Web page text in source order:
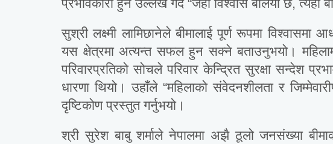
प्रभावकारी हुने उल्लेख गर्दै “जहाँ विश्वास बलियो छ, त्यहाँ
सुश्री लक्ष्मी लामिछानेले बीमालाई पूर्ण रूपमा विश्वासमा
यस क्षेत्रमा अत्यन्त सफल हुन सक्ने बताउनुभयो।
परिवारप्रतिको सोचले परिवार केन्द्रित सुरक्षा सन्देश
धारणा थियो। उहाँले “महिलाको संवेदनशीलता र
दृष्टिकोण प्रस्तुत गर्नुभयो।
श्री सुरेश बाबु शर्माले नेपालमा अझै ठूलो जनसंख्या